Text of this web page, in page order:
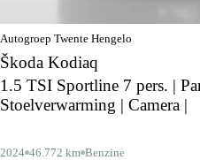
Autogroep Twente Hengelo
Škoda Kodiaq
1.5 TSI Sportline 7 pers. |
Stoelverwarming | Camera |
2024 46.772 km Benzine